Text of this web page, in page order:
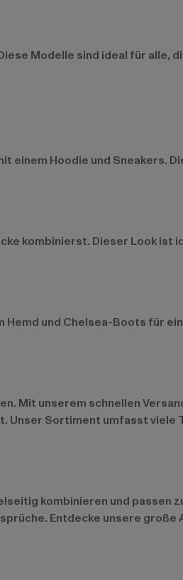
Modelle sind ideal für alle,
einem Hoodie und Sneakers.
kombinierst. Dieser Look ist
und Chelsea-Boots für
Mit unserem schnellen
Sortiment umfasst viele
kombinieren und passen
Entdecke unsere große